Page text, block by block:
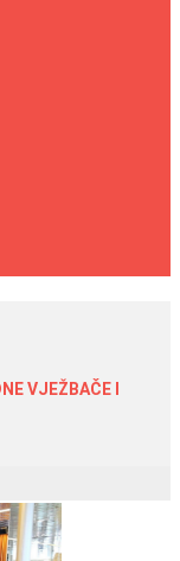
VJEŽBAČE I